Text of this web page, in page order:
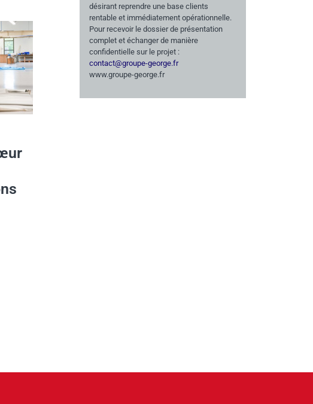
désirant reprendre une base clients
rentable et immédiatement opérationnelle.
Pour recevoir le dossier de présentation
complet et échanger de manière
confidentielle sur le projet :
contact@groupe-george.fr
www.groupe-george.fr